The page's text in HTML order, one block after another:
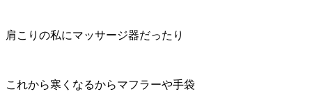
肩こりの私にマッサージ器だったり
これから寒くなるからマフラーや手袋